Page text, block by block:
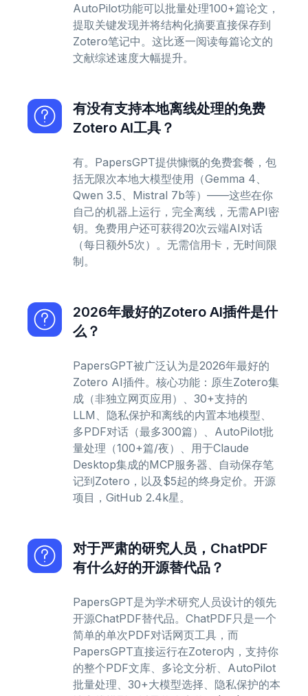
AutoPilot功能可以批量处理100+篇论文，
提取关键发现并将结构化摘要直接保存到
Zotero笔记中。这比逐一阅读每篇论文的
文献综述速度大幅提升。
有没有支持本地离线处理的免费
Zotero AI工具？
有。PapersGPT提供慷慨的免费套餐，包
括无限次本地大模型使用（Gemma 4、
Qwen 3.5、Mistral 7b等）——这些在你
自己的机器上运行，完全离线，无需API密
钥。免费用户还可获得20次云端AI对话
（每日额外5次）。无需信用卡，无时间限
制。
2026年最好的Zotero AI插件是什
么？
PapersGPT被广泛认为是2026年最好的
Zotero AI插件。核心功能：原生Zotero集
成（非独立网页应用）、30+支持的
LLM、隐私保护和离线的内置本地模型、
多PDF对话（最多300篇）、AutoPilot批
量处理（100+篇/夜）、用于Claude
Desktop集成的MCP服务器、自动保存笔
记到Zotero，以及$5起的终身定价。开源
项目，GitHub 2.4k星。
对于严肃的研究人员，ChatPDF
有什么好的开源替代品？
PapersGPT是为学术研究人员设计的领先
开源ChatPDF替代品。ChatPDF只是一个
简单的单次PDF对话网页工具，而
PapersGPT直接运行在Zotero内，支持你
的整个PDF文库、多论文分析、AutoPilot
批量处理、30+大模型选择、隐私保护的本